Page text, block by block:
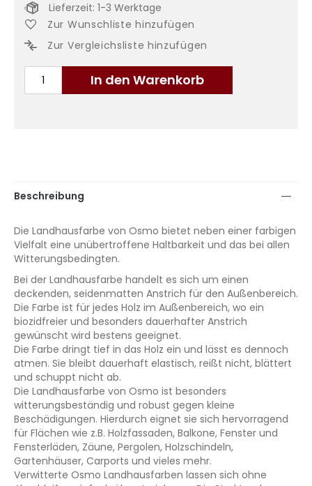
In den Warenkorb
Lieferzeit: 1-3 Werktage
Zur Wunschliste hinzufügen
Zur Vergleichsliste hinzufügen
Beschreibung
Die Landhausfarbe von Osmo bietet neben einer farbigen
Vielfalt eine unübertroffene Haltbarkeit und das bei allen
Witterungsbedingten.
Bei der Landhausfarbe handelt es sich um einen
deckenden, seidenmatten Anstrich für den Außenbereich.
Die Farbe ist für jedes Holz im Außenbereich, wo ein
biozidfreier und besonders dauerhafter Anstrich
gewünscht wird bestens geeignet.
Die Farbe dringt tief in das Holz ein und lässt es dennoch
atmen. Sie bleibt dauerhaft elastisch, reißt nicht, blättert
und schuppt nicht ab.
Die Landhausfarbe von Osmo ist besonders
witterungsbeständig und robust gegen kleine
Beschädigungen. Hierdurch eignet sie sich hervorragend
für Flächen wie z.B. Holzfassaden, Balkone, Fenster und
Fensterläden, Zäune, Pergolen, Holzschindeln,
Gartenhäuser, Carports und vieles mehr.
Verwitterte Osmo Landhausfarben lassen sich ohne